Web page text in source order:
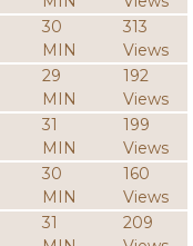
30
MIN
313
Views
29
MIN
192
Views
31
MIN
199
Views
30
MIN
160
Views
31
209